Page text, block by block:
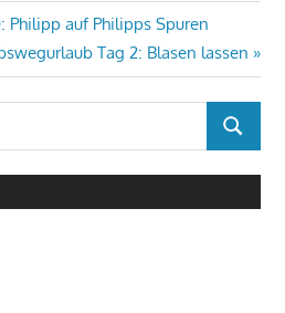
Philipp auf Philipps Spuren
Tag 2: Blasen lassen
SUCHEN